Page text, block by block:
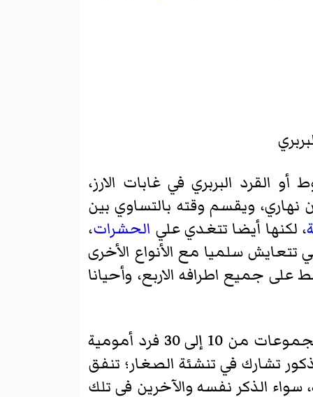
القرد البربري في غابات الارز،
أو أكثر. وهو حيوان نهاري، ويقسم وقته بالتساوي بين
، لكنها أيضا تتغدي علي الحشرات،
سلميا مع الأنواع الأخرى
جميع اطرافه الاربع، وأحيانا
المكاك البربري هو قرد اجتماعي، مكوننا مجموعات مختلطه من الذكور والإناث؛ المجموعات من 10 إلى 30 فرد أمومية
تشارك في تنشئة الصغار؛ تنفق
سواء الذكر نفسه والآخرين في تلك